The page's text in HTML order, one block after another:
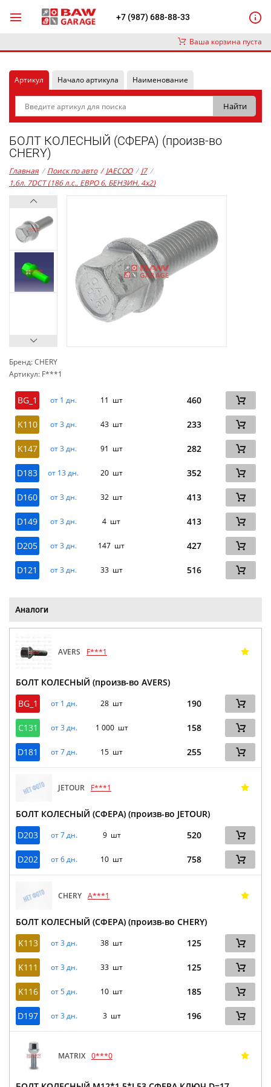
+7 (987) 688-88-33
Ваша корзина пуста
Артикул Начало артикула Наименование
БОЛТ КОЛЕСНЫЙ (СФЕРА) (произв-во
CHERY)
Главная / Поиск по авто / JAECOO / J7 /
1,6л. 7DCT (186 л.с., ЕВРО 6, БЕНЗИН, 4x2)
Бренд: CHERY
Артикул: F***1
BG_1 от 1 дн. 11 шт 460
K110 от 3 дн. 43 шт 233
K147 от 3 дн. 91 шт 282
D183 от 13 дн. 20 шт 352
D160 от 3 дн. 32 шт 413
D149 от 3 дн. 4 шт 413
D205 от 3 дн. 147 шт 427
D121 от 3 дн. 33 шт 516
Аналоги
AVERS F***1
БОЛТ КОЛЕСНЫЙ (произв-во AVERS)
BG_1
от 1 дн. 28 шт 190
C131 от 3 дн. 1 000 шт 158
D181 от 7 дн. 15 шт 255
JETOUR F***1
БОЛТ КОЛЕСНЫЙ (СФЕРА) (произв-во JETOUR)
D203
от 7 дн. 9 шт 520
D202 от 6 дн. 10 шт 758
CHERY A***1
БОЛТ КОЛЕСНЫЙ (СФЕРА) (произв-во CHERY)
K113
от 3 дн. 38 шт 125
K111 от 3 дн. 33 шт 125
K116 от 5 дн. 10 шт 185
D197 от 3 дн. 3 шт 196
MATRIX 0***0